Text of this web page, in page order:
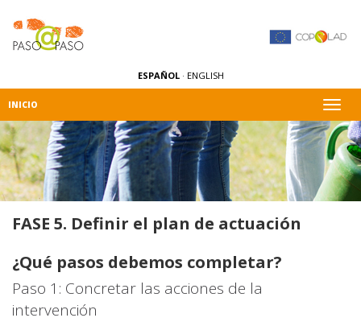
ESPAÑOL · ENGLISH
INICIO
FASE 5. Definir el plan de actuación
¿Qué pasos debemos completar?
Paso 1: Concretar las acciones de la
intervención